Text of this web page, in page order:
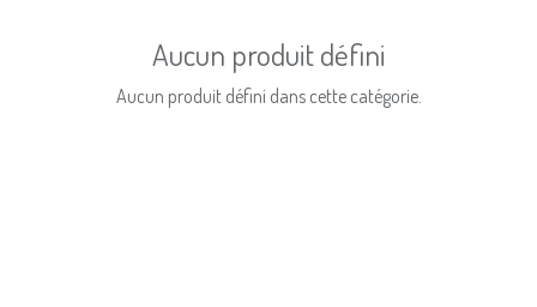
Aucun produit défini
Aucun produit défini dans cette catégorie.